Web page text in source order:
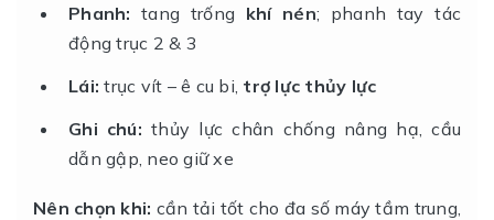
Phanh: tang trống khí nén; phanh tay tác
động trục 2 & 3
Lái: trục vít – ê cu bi, trợ lực thủy lực
Ghi chú: thủy lực chân chống nâng hạ, cầu
dẫn gập, neo giữ xe
Nên chọn khi: cần tải tốt cho đa số máy tầm trung,